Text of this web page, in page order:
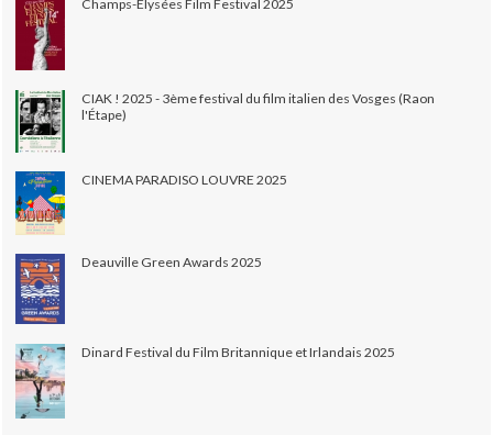
Champs-Élysées Film Festival 2025
CIAK ! 2025 - 3ème festival du film italien des Vosges (Raon
l'Étape)
CINEMA PARADISO LOUVRE 2025
Deauville Green Awards 2025
Dinard Festival du Film Britannique et Irlandais 2025